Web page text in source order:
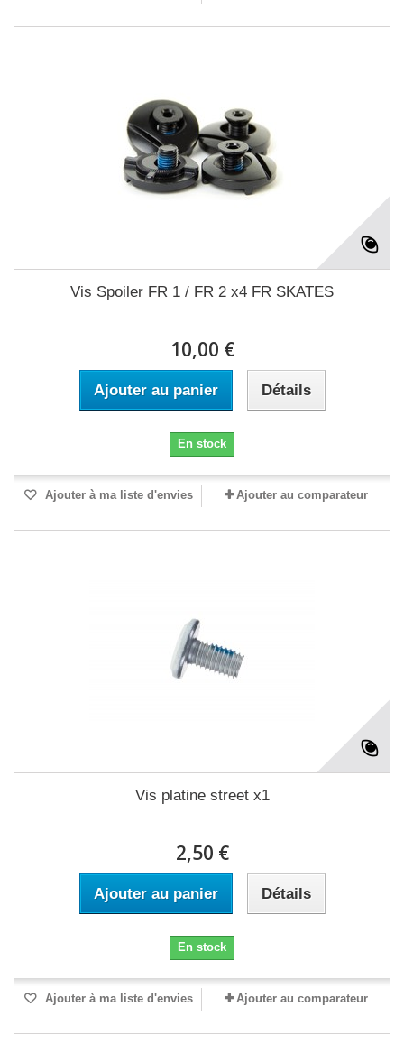
Vis Spoiler FR 1 / FR 2 x4 FR SKATES
10,00 €
Ajouter au panier Détails
En stock
Ajouter à ma liste d'envies Ajouter au comparateur
Vis platine street x1
2,50 €
Ajouter au panier Détails
En stock
Ajouter à ma liste d'envies Ajouter au comparateur